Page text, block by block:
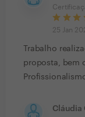
25 Jan
Trabalho
proposta, bem
Cláudia